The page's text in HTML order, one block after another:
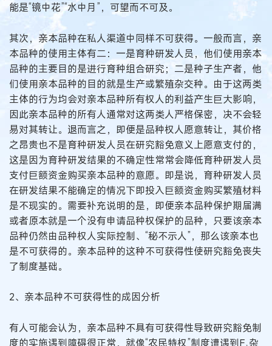
能是“镜中花”“水中月”，可望而不可及。
其次，亲本品种在私人渠道中同样不可获得。一般而言，亲
本品种的使用主体有二：一是育种研发人员，他们使用亲本
品种的主要目的是进行育种组合研究；二是种子生产者，他
们使用亲本品种的目的就是生产或繁殖杂交种。由于这两类
主体的行为均会对亲本品种所有权人的利益产生巨大影响，
因此亲本品种的所有人通常对这两类人严格保密，决不会轻
易对其转让。退而言之，即便是品种权人愿意转让，其价格
之昂贵也不是育种研发人员在研究豁免意义上愿意支付的，
这是因为育种研发结果的不确定性常常会降低育种研发人员
支付巨额资金购买亲本品种的意愿。即是说，育种研发人员
在研发结果不能确定的情况下即投入巨额资金购买繁殖材料
是不现实的。需要补充说明的是，即便亲本品种保护期届满
或者原本就是一个没有申请品种权保护的品种，只要该亲本
品种仍然由品种权人实际控制、“秘不示人”，那么该亲本也
是不可获得的。亲本品种的这种不可获得性使研究豁免丧失
了制度基础。
2、亲本品种不可获得性的成因分析
有人可能会认为，亲本品种不具有可获得性导致研究豁免制
度的实施遇到障碍很正常，就像“农民特权”制度遭遇到F₁杂